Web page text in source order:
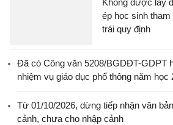
Không được lấy
ép học sinh tham
trái quy định
Đã có Công văn 5208/BGDĐT-GDPT
nhiệm vụ giáo dục phổ thông năm học
Từ 01/10/2026, dừng tiếp nhận văn
cảnh, chưa cho nhập cảnh